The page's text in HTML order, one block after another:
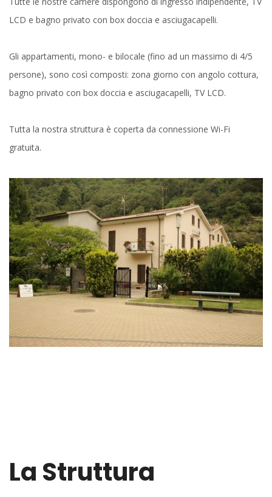
LCD e bagno privato con box doccia e asciugacapelli.
Gli appartamenti, mono- e bilocale (fino ad un massimo di 4/5
persone), sono così composti: zona giorno con angolo cottura,
bagno privato con box doccia e asciugacapelli, TV LCD.
Tutta la nostra struttura è coperta da connessione Wi-Fi
gratuita.
La Struttura